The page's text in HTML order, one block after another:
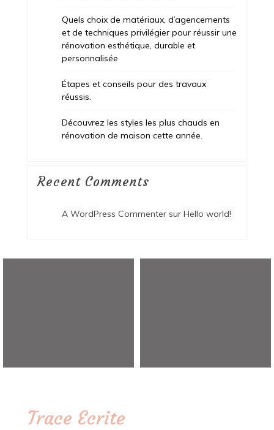
Quels choix de matériaux, d’agencements
et de techniques privilégier pour réussir une
rénovation esthétique, durable et
personnalisée
Étapes et conseils pour des travaux
réussis.
Découvrez les styles les plus chauds en
rénovation de maison cette année.
Recent Comments
A WordPress Commentersur Hello world!
Trace Ecrite